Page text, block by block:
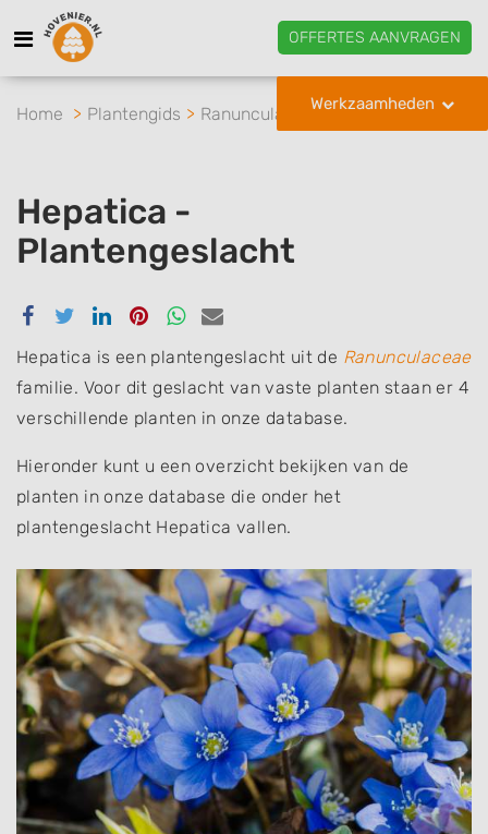
OFFERTES AANVRAGEN
Werkzaamheden
Home Plantengids Ranunculaceae Hepatica
Hepatica -
Plantengeslacht
Delen
Facebook
Delen
Twitter
Delen
Linkedin
Delen
Pinterest
Delen
Whatsapp
Delen
email
Hepatica is een plantengeslacht uit de Ranunculaceae
familie. Voor dit geslacht van vaste planten staan er 4
verschillende planten in onze database.
Hieronder kunt u een overzicht bekijken van de
planten in onze database die onder het
plantengeslacht Hepatica vallen.